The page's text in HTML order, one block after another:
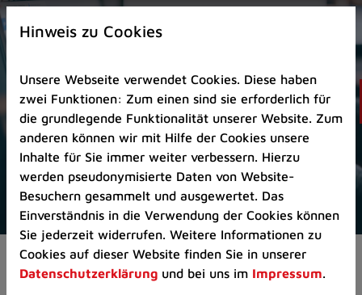
Zur
Startseite
Zum
Seitenanfang
springen
(Schnelltaste
A)
Zur
Navigation/Menü
springen
(Schnelltaste
M)
Zur
Aktuelles Pressemitteilungen
Hinweis zu Cookies
Unsere Webseite verwendet Cookies. Diese haben
zwei Funktionen: Zum einen sind sie erforderlich für
die grundlegende Funktionalität unserer Website. Zum
anderen können wir mit Hilfe der Cookies unsere
Inhalte für Sie immer weiter verbessern. Hierzu
werden pseudonymisierte Daten von Website-
Besuchern gesammelt und ausgewertet. Das
Einverständnis in die Verwendung der Cookies können
Sie jederzeit widerrufen. Weitere Informationen zu
Cookies auf dieser Website finden Sie in unserer
Datenschutzerklärung und bei uns im Impressum.